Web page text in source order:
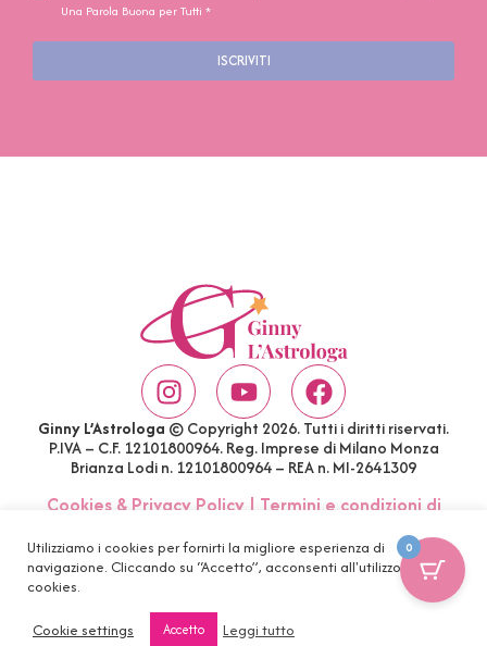
Una Parola Buona per Tutti *
ISCRIVITI
Ginny L’Astrologa © Copyright 2026. Tutti i diritti riservati.
P.IVA – C.F. 12101800964. Reg. Imprese di Milano Monza
Brianza Lodi n. 12101800964 – REA n. MI-2641309
Cookies & Privacy Policy| Termini e condizioni di
Utilizziamo i cookies per fornirti la migliore esperienza di
navigazione. Cliccando su “Accetto”, acconsenti all'utilizzo di tutti i
cookies.
Cookie settings
Accetto Leggi tutto
0